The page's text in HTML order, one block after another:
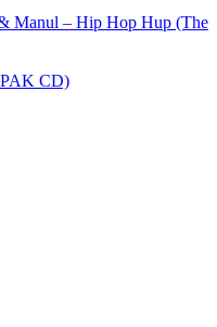
Manul – Hip Hop Hup (The
CD)